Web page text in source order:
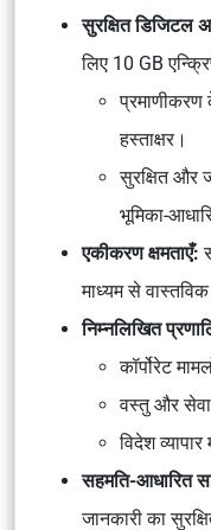
सुरक्षित डिजिटल
लिए 10 GB
प्रमाणीकरण
हस्ताक्षर।
सुरक्षित और
भूमिका-
एकीकरण क्षमताएँ:
माध्यम से
निम्नलिखित
कॉर्पोरेट
वस्तु और
विदेश
सहमति-आधारित
जानकारी का